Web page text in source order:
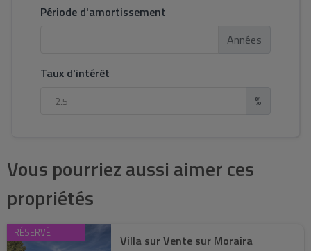
Période d'amortissement
Années
Taux d'intérêt
%
Vous pourriez aussi aimer ces
propriétés
RÉSERVÉ
Villa sur Vente sur Moraira